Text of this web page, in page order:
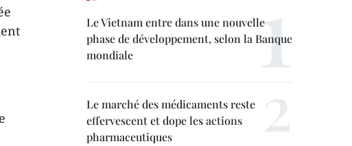
Le Vietnam entre dans une nouvelle
phase de développement, selon la Banque
mondiale
Le marché des médicaments reste
effervescent et dope les actions
pharmaceutiques